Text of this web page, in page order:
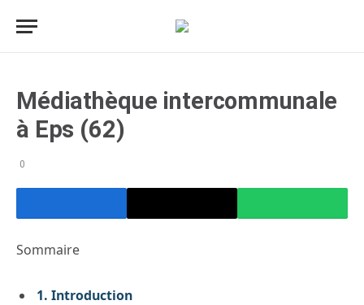
Médiathèque intercommunale
à Eps (62)
0
Sommaire
1. Introduction